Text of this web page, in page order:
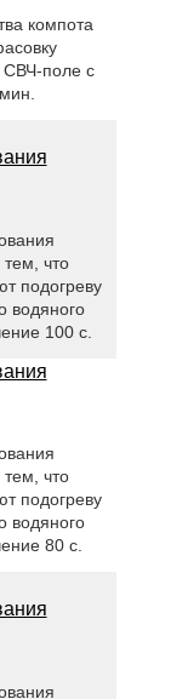
компота
СВЧ-поле с
тем, что
подогреву
водяного
100 с.
тем, что
подогреву
водяного
80 с.